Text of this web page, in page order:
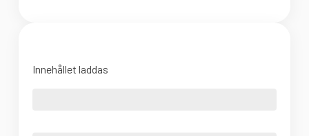
Innehållet laddas